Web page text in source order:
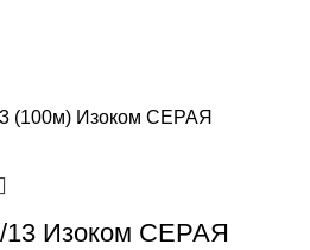
13 Изоком СЕРАЯ